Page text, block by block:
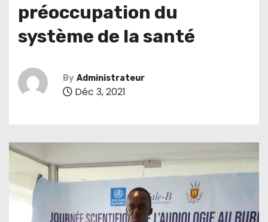
préoccupation du
système de la santé
By Administrateur
Déc 3, 2021